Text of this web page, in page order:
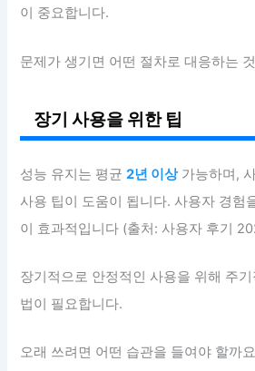
이 중요합니다.
문제가 생기면 어떤 절차로 대응하는
장기 사용을 위한 팁
성능 유지는 평균2년 이상가능하며,
사용 팁이 도움이 됩니다. 사용자 경험
이 효과적입니다 (출처: 사용자 후기
장기적으로 안정적인 사용을 위해 주
법이 필요합니다.
오래 쓰려면 어떤 습관을 들여야 할까